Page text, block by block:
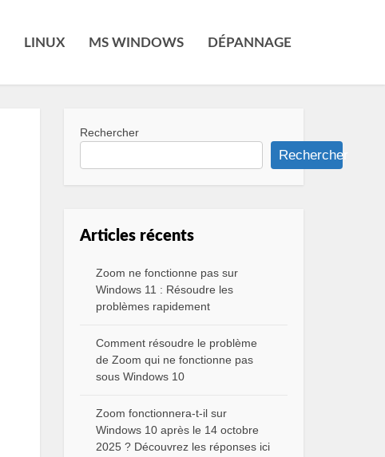
LINUX MS WINDOWS DÉPANNAGE
Rechercher
Rechercher
Articles récents
Zoom ne fonctionne pas sur
Windows 11 : Résoudre les
problèmes rapidement
Comment résoudre le problème
de Zoom qui ne fonctionne pas
sous Windows 10
Zoom fonctionnera-t-il sur
Windows 10 après le 14 octobre
2025 ? Découvrez les réponses ici